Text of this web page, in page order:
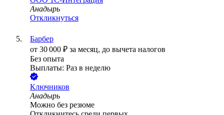
Анадырь
Откликнуться
Барбер
от 30 000 ₽ за месяц, до вычета налогов
Без опыта
Выплаты: Раз в неделю
Ключников
Анадырь
Можно без резюме